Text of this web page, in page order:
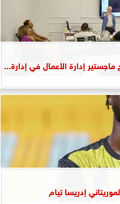
ماجستير إدارة الأعمال في إدارة...
إدريسا تيام